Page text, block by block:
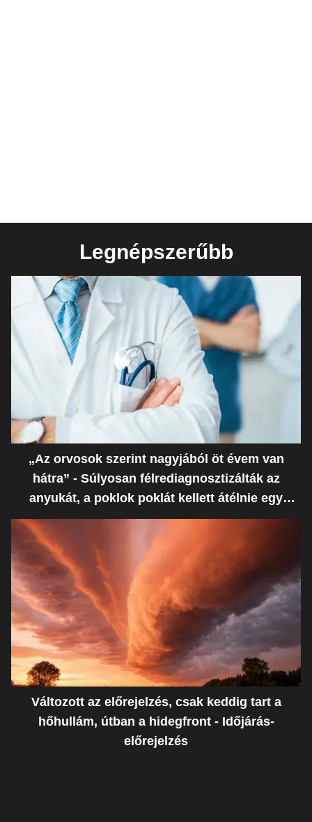
Legnépszerűbb
„Az orvosok szerint nagyjából öt évem van
hátra” - Súlyosan félrediagnosztizálták az
anyukát, a poklok poklát kellett átélnie egy
ostoba hiba miatt
Változott az előrejelzés, csak keddig tart a
hőhullám, útban a hidegfront - Időjárás-
előrejelzés